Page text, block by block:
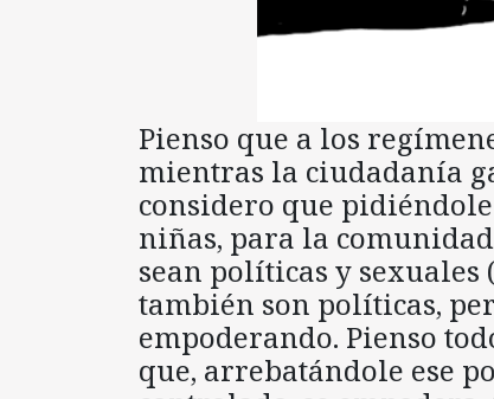
Pienso que a los
mientras la ciudadanía
considero que
niñas, para la
sean políticas y
también son políticas,
empoderando. Pienso
que, arrebatándole ese